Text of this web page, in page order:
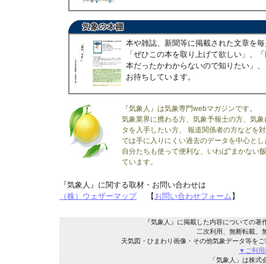
本や雑誌、新聞等に掲載された文章を
「ぜひこの本を取り上げて欲しい」、
本だったかわからないので知りたい」
お待ちしています。
『気象人』は気象専門webマガジンです。
気象業界に携わる方、気象予報士の方、気
タを入手したい方、 報道関係者の方などを
では手に入りにくい過去のデータを中心と
自分たちも使って便利な、いわば"まかない
ています。
『気象人』に関する取材・お問い合わせは
（株）ウェザーマップ【 お問い合わせフォーム 】
『気象人』に掲載した内容についての
二次利用、無断転載、
天気図・ひまわり画像・その他気象データ等を
▼ご利用
「気象人」は株